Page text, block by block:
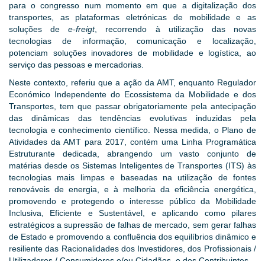
para o congresso num momento em que a digitalização dos
transportes, as plataformas eletrónicas de mobilidade e as
soluções dee-freigt, recorrendo à utilização das novas
tecnologias de informação, comunicação e localização,
potenciam soluções inovadores de mobilidade e logística, ao
serviço das pessoas e mercadorias.
Neste contexto, referiu que a ação da AMT, enquanto Regulador
Económico Independente do Ecossistema da Mobilidade e dos
Transportes, tem que passar obrigatoriamente pela antecipação
das dinâmicas das tendências evolutivas induzidas pela
tecnologia e conhecimento científico. Nessa medida, o Plano de
Atividades da AMT para 2017, contém uma Linha Programática
Estruturante dedicada, abrangendo um vasto conjunto de
matérias desde os Sistemas Inteligentes de Transportes (ITS) às
tecnologias mais limpas e baseadas na utilização de fontes
renováveis de energia, e à melhoria da eficiência energética,
promovendo e protegendo o interesse público da Mobilidade
Inclusiva, Eficiente e Sustentável, e aplicando como pilares
estratégicos a supressão de falhas de mercado, sem gerar falhas
de Estado e promovendo a confluência dos equilíbrios dinâmico e
resiliente das Racionalidades dos Investidores, dos Profissionais /